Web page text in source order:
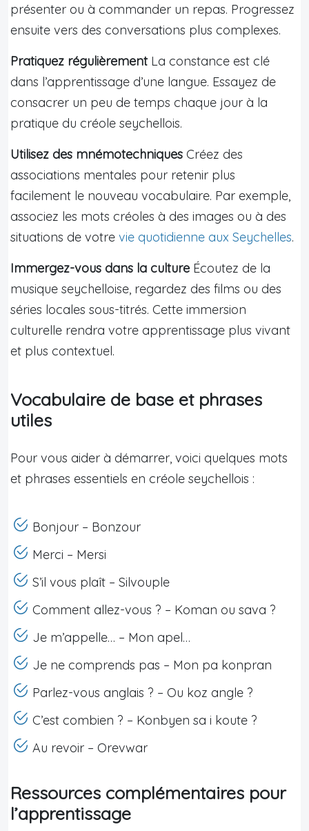
présenter ou à commander un repas. Progressez
ensuite vers des conversations plus complexes.
Pratiquez régulièrementLa constance est clé
dans l’apprentissage d’une langue. Essayez de
consacrer un peu de temps chaque jour à la
pratique du créole seychellois.
Utilisez des mnémotechniques Créez des
associations mentales pour retenir plus
facilement le nouveau vocabulaire. Par exemple,
associez les mots créoles à des images ou à des
situations de votre vie quotidienne aux Seychelles.
Immergez-vous dans la culture Écoutez de la
musique seychelloise, regardez des films ou des
séries locales sous-titrés. Cette immersion
culturelle rendra votre apprentissage plus vivant
et plus contextuel.
Vocabulaire de base et phrases
utiles
Pour vous aider à démarrer, voici quelques mots
et phrases essentiels en créole seychellois :
Bonjour – Bonzour
Merci – Mersi
S’il vous plaît – Silvouple
Comment allez-vous ? – Koman ou sava ?
Je m’appelle… – Mon apel…
Je ne comprends pas – Mon pa konpran
Parlez-vous anglais ? – Ou koz angle ?
C’est combien ? – Konbyen sa i koute ?
Au revoir – Orevwar
Ressources complémentaires pour
l’apprentissage